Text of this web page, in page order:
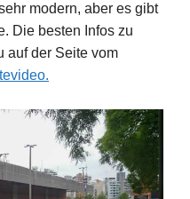
modern, aber es gibt
Die besten Infos zu
auf der Seite vom